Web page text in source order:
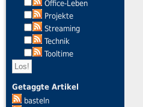
Office-Leben
Projekte
Streaming
Technik
Tooltime
Getaggte Artikel
basteln